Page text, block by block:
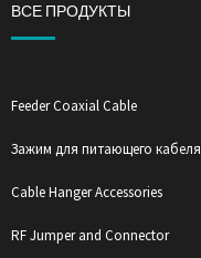
ВСЕ ПРОДУКТЫ
Feeder Coaxial Cable
Зажим для питающего кабеля
Cable Hanger Accessories
RF Jumper and Connector